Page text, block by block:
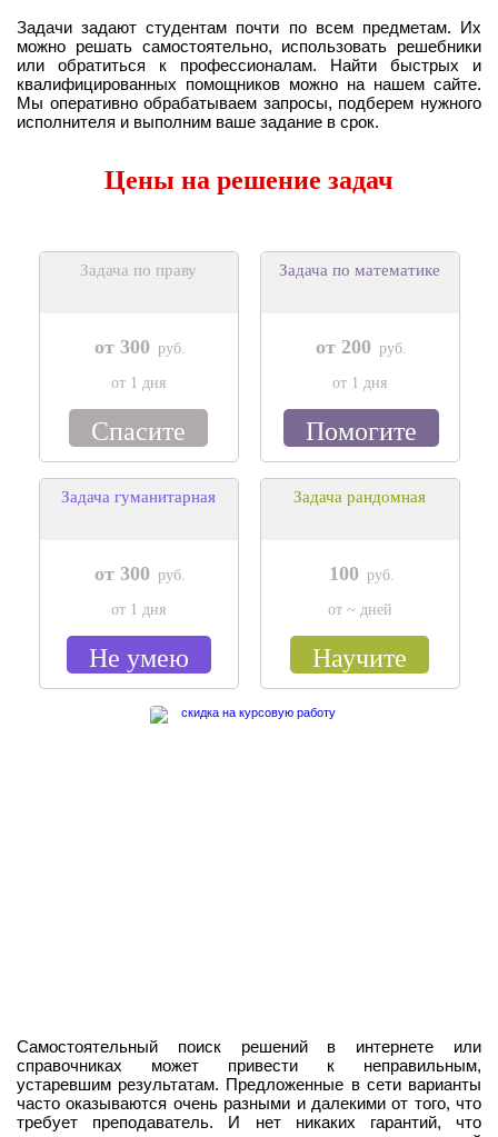
Задачи задают студентам почти по всем предметам. Их
можно решать самостоятельно, использовать решебники
или обратиться к профессионалам. Найти быстрых и
квалифицированных помощников можно на нашем сайте.
Мы оперативно обрабатываем запросы, подберем нужного
исполнителя и выполним ваше задание в срок.
Цены на решение задач
Задача по праву
от 300 руб.
от 1 дня
Спасите
Задача по математике
от 200 руб.
от 1 дня
Помогите
Задача гуманитарная
от 300 руб.
от 1 дня
Не умею
Задача рандомная
100 руб.
от ~ дней
Научите
Самостоятельный поиск решений в интернете или
справочниках может привести к неправильным,
устаревшим результатам. Предложенные в сети варианты
часто оказываются очень разными и далекими от того, что
требует преподаватель. И нет никаких гарантий, что